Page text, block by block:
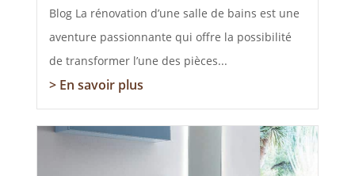
Blog La rénovation d’une salle de bains est une
aventure passionnante qui offre la possibilité
de transformer l’une des pièces...
> En savoir plus